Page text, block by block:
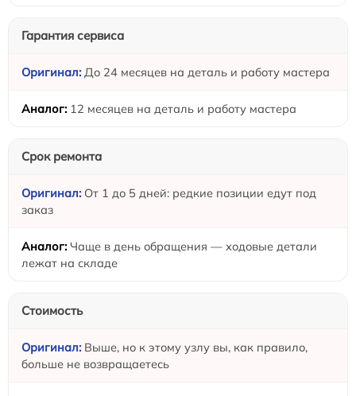
Гарантия сервиса
До 24 месяцев на деталь и работу мастера
12 месяцев на деталь и работу мастера
Срок ремонта
От 1 до 5 дней: редкие позиции едут под
заказ
Чаще в день обращения — ходовые детали
лежат на складе
Стоимость
Выше, но к этому узлу вы, как правило,
больше не возвращаетесь